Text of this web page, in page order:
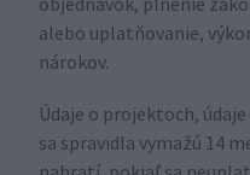
objednávok, plnenie
alebo uplatňovanie,
nárokov.
Údaje o projektoch,
sa spravidla vymažú 14